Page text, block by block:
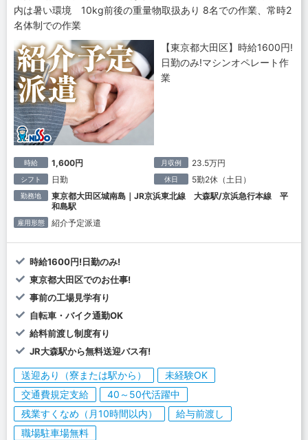
内は暑い環境 10kg前後の重量物取扱あり 8名での作業、常時2
名体制での作業
【東京都大田区】時給1600円!
日勤のみ!マシンオペレート作
業
時給 1,600円 月収例 23.5万円
シフト 日勤 休日 5勤2休（土日）
勤務地
東京都大田区城南島｜JR京浜東北線 大森駅/京浜急行本線 平
和島駅
雇用形態 紹介予定派遣
時給1600円!日勤のみ!
東京都大田区でのお仕事!
事前の工場見学有り
自転車・バイク通勤OK
給料前渡し制度有り
JR大森駅から無料送迎バス有!
送迎あり（寮または駅から）
未経験OK
交通費規定支給
40～50代活躍中
残業すくなめ（月10時間以内）
給与前渡し
職場駐車場無料